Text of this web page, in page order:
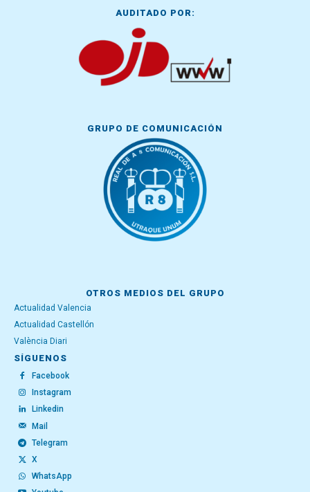
AUDITADO POR:
GRUPO DE COMUNICACIÓN
OTROS MEDIOS DEL GRUPO
Actualidad Valencia
Actualidad Castellón
València Diari
SÍGUENOS
Facebook
Instagram
Linkedin
Mail
Telegram
X
WhatsApp